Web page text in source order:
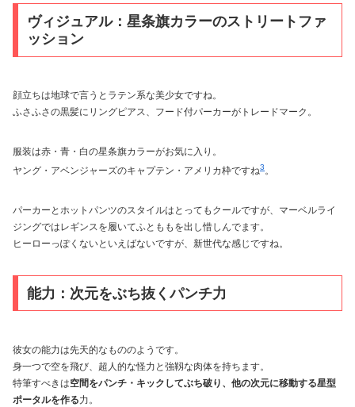
ヴィジュアル：星条旗カラーのストリートファ
ッション
顔立ちは地球で言うとラテン系な美少女ですね。
ふさふさの黒髪にリングピアス、フード付パーカーがトレードマーク。
服装は赤・青・白の星条旗カラーがお気に入り。
ヤング・アベンジャーズのキャプテン・アメリカ枠ですね3。
パーカーとホットパンツのスタイルはとってもクールですが、マーベルライ
ジングではレギンスを履いてふとももを出し惜しんでます。
ヒーローっぽくないといえばないですが、新世代な感じですね。
能力：次元をぶち抜くパンチ力
彼女の能力は先天的なもののようです。
身一つで空を飛び、超人的な怪力と強靱な肉体を持ちます。
特筆すべきは空間をパンチ・キックしてぶち破り、他の次元に移動する星型
ポータルを作る力。